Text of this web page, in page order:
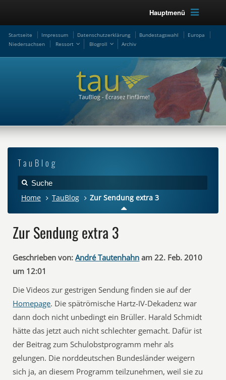
Hauptmenü
Startseite Impressum Datenschutzerklärung Bundestagswahl
Europa
Niedersachsen
Ressort Blogroll Archiv
TauBlog
Home TauBlog Zur Sendung extra 3
Zur Sendung extra 3
Geschrieben von: André Tautenhahn am 22. Feb. 2010
um 12:01
Die Videos zur gestrigen Sendung finden sie auf der
Homepage. Die spätrömische Hartz-IV-Dekadenz war
dann doch nicht unbedingt ein Brüller. Harald Schmidt
hätte das jetzt auch nicht schlechter gemacht. Dafür ist
der Beitrag zum Schulobstprogramm mehr als
gelungen. Die norddeutschen Bundesländer weigern
sich ja, an diesem Programm teilzunehmen, weil sie zu